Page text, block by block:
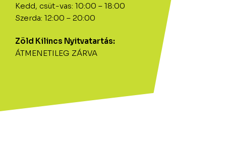
Kedd, csüt-vas: 10:00 – 18:00
Szerda: 12:00 – 20:00
Zöld Kilincs Nyitvatartás:
ÁTMENETILEG ZÁRVA